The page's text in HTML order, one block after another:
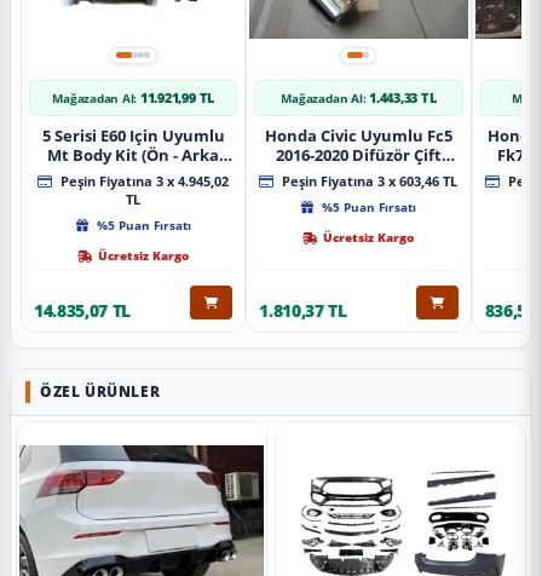
Mağazadan Al: 11.921,99 TL
5 Serisi E60 Için Uyumlu
Mt Body Kit (Ön - Arka
Tampon -Marspiyel )
Peşin Fiyatına 3 x 4.945,02
TL
%5 Puan Fırsatı
Ücretsiz Kargo
14.835,07 TL
Mağazadan Al: 1.443,33 TL
Honda Civic Uyumlu Fc5
2016-2020 Difüzör Çift
Çıkış İçin Egzoz Seti
Peşin Fiyatına 3 x 603,46 TL
%5 Puan Fırsatı
Ücretsiz Kargo
1.810,37 TL
Fk7
836,51
ÖZEL ÜRÜNLER